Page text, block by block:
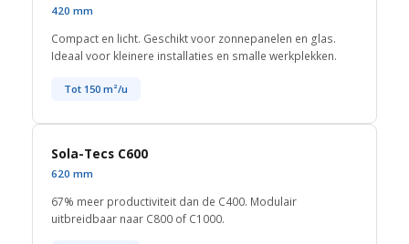
420 mm
Compact en licht. Geschikt voor zonnepanelen en glas.
Ideaal voor kleinere installaties en smalle werkplekken.
Tot 150 m²/u
Sola-Tecs C600
620 mm
67% meer productiviteit dan de C400. Modulair
uitbreidbaar naar C800 of C1000.